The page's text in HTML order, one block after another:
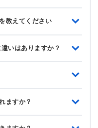
教えてください
いはありますか？
ますか？